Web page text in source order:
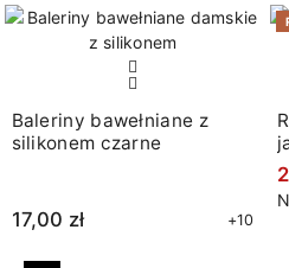
Baleriny bawełniane z
silikonem czarne
17,00 zł +10